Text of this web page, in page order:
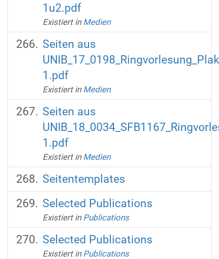
1u2.pdf
Existiert in Medien
Seiten aus
1.pdf
Existiert in Medien
Seiten aus
1.pdf
Existiert in Medien
Seitentemplates
Selected Publications
Existiert in Publications
Selected Publications
Existiert in Publications